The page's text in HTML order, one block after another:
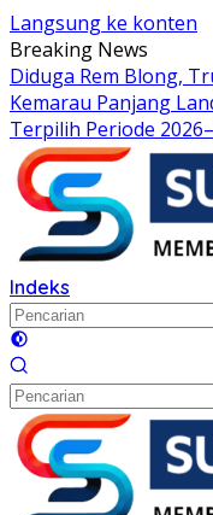
Langsung ke konten
Breaking News
Diduga Rem Blong,
Kemarau Panjang
Terpilih Periode
Indeks